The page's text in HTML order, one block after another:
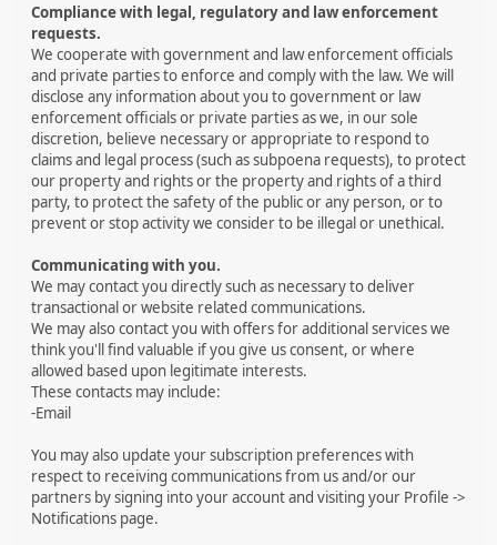
Compliance with legal, regulatory and law enforcement
requests.
We cooperate with government and law enforcement officials
and private parties to enforce and comply with the law. We will
disclose any information about you to government or law
enforcement officials or private parties as we, in our sole
discretion, believe necessary or appropriate to respond to
claims and legal process (such as subpoena requests), to protect
our property and rights or the property and rights of a third
party, to protect the safety of the public or any person, or to
prevent or stop activity we consider to be illegal or unethical.
Communicating with you.
We may contact you directly such as necessary to deliver
transactional or website related communications.
We may also contact you with offers for additional services we
think you'll find valuable if you give us consent, or where
allowed based upon legitimate interests.
These contacts may include:
-Email
You may also update your subscription preferences with
respect to receiving communications from us and/or our
partners by signing into your account and visiting your Profile ->
Notifications page.